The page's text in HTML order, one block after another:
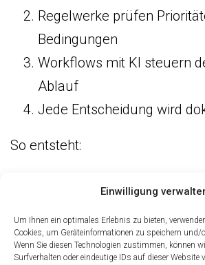
Einwilligung
Um Ihnen ein optimales Erlebnis zu bieten,
Cookies, um Geräteinformationen zu speichern und/
Wenn Sie diesen Technologien zustimmen, können
Surfverhalten oder eindeutige IDs auf dieser Website
Regelwerke prüfen
Bedingungen
Workflows mit KI steuern
Ablauf
Jede Entscheidung wird
So entsteht:
auditierbare
klare